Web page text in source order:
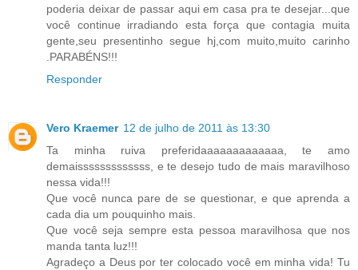
poderia deixar de passar aqui em casa pra te desejar...que
você continue irradiando esta força que contagia muita
gente,seu presentinho segue hj,com muito,muito carinho
.PARABÉNS!!!
Responder
Vero Kraemer 12 de julho de 2011 às 13:30
Ta minha ruiva preferidaaaaaaaaaaaaa, te amo
demaisssssssssssss, e te desejo tudo de mais maravilhoso
nessa vida!!!
Que você nunca pare de se questionar, e que aprenda a
cada dia um pouquinho mais.
Que você seja sempre esta pessoa maravilhosa que nos
manda tanta luz!!!
Agradeço a Deus por ter colocado você em minha vida! Tu